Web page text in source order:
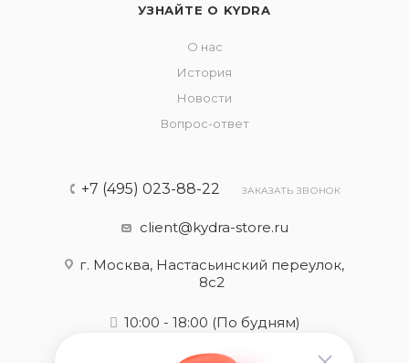
УЗНАЙТЕ О KYDRA
О нас
История
Новости
Вопрос-ответ
+7 (495) 023-88-22 ЗАКАЗАТЬ ЗВОНОК
client@kydra-store.ru
г. Москва, Настасьинский переулок,
8с2
10:00 - 18:00 (По будням)